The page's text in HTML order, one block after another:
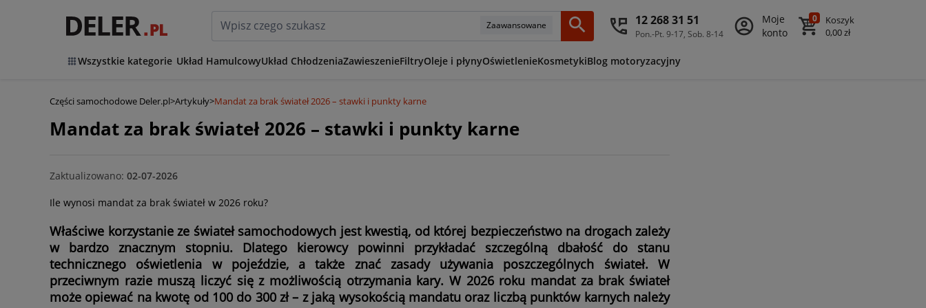
Zaawansowane 12 268 31 51
Pon.-Pt. 9-17, Sob. 8-14
Moje
konto
0
Koszyk
0,00 zł
Wszystkie kategorie Układ HamulcowyUkład ChłodzeniaZawieszenieFiltryOleje i płynyOświetlenieKosmetykiBlog motoryzacyjny
Części samochodowe Deler.pl>Artykuły>Mandat za brak świateł 2026 – stawki i punkty karne
Mandat za brak świateł 2026 – stawki i punkty karne
Zaktualizowano: 02-07-2026
Ile wynosi mandat za brak świateł w 2026 roku?
Właściwe korzystanie ze świateł samochodowych jest kwestią, od której bezpieczeństwo na drogach zależy
w bardzo znacznym stopniu. Dlatego kierowcy powinni przykładać szczególną dbałość do stanu
technicznego oświetlenia w pojeździe, a także znać zasady używania poszczególnych świateł. W
przeciwnym razie muszą liczyć się z możliwością otrzymania kary. W 2026 roku mandat za brak świateł
może opiewać na kwotę od 100 do 300 zł – z jaką wysokością mandatu oraz liczbą punktów karnych należy